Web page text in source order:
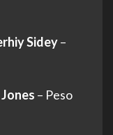
Sidey–
– Peso